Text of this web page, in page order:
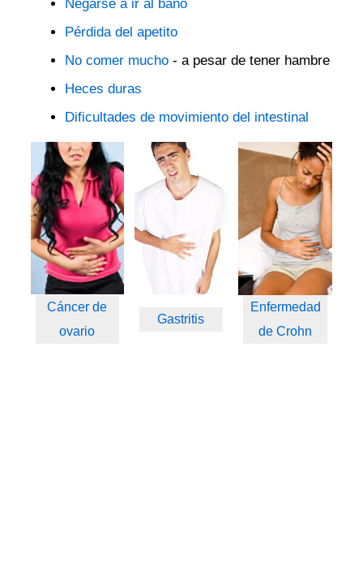
Negarse a ir al baño
Pérdida del apetito
No comer mucho - a pesar de tener hambre
Heces duras
Dificultades de movimiento del intestinal
Cáncer de
ovario
Gastritis
Enfermedad
de Crohn